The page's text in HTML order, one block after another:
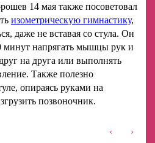
14 мая также посоветовал
изометрическую гимнастику,
даже не вставая со стула. Он
минут напрягать мышцы рук и
на друга или выполнять
Также полезно
опираясь руками на
позвоночник.
‹ ›